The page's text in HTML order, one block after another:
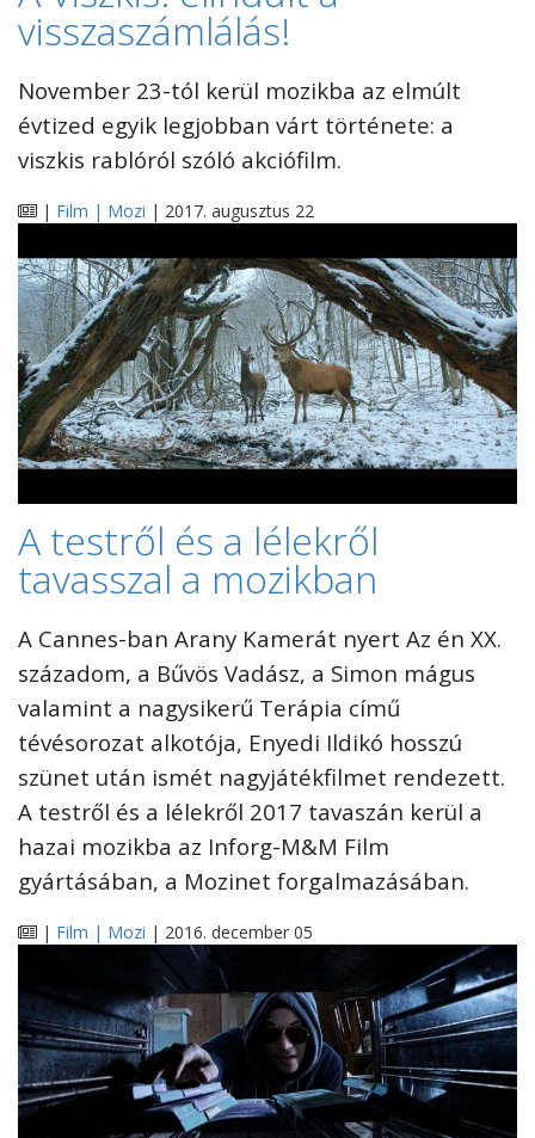
visszaszámlálás!
November 23-tól kerül mozikba az elmúlt
évtized egyik legjobban várt története: a
viszkis rablóról szóló akciófilm.
| Film | Mozi | 2017. augusztus 22
A testről és a lélekről
tavasszal a mozikban
A Cannes-ban Arany Kamerát nyert Az én XX.
századom, a Bűvös Vadász, a Simon mágus
valamint a nagysikerű Terápia című
tévésorozat alkotója, Enyedi Ildikó hosszú
szünet után ismét nagyjátékfilmet rendezett.
A testről és a lélekről 2017 tavaszán kerül a
hazai mozikba az Inforg-M&M Film
gyártásában, a Mozinet forgalmazásában.
| Film | Mozi | 2016. december 05